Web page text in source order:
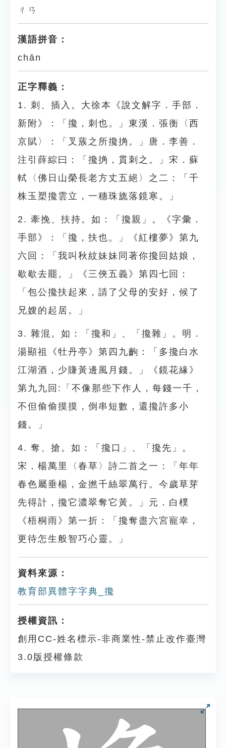
ㄔㄢ
漢語拼音：
chān
正字釋義：
1. 刺、插入。大徐本《說文解字．手部．
新附》：「攙，刺也。」東漢．張衡〈西
京賦〉：「叉蔟之所攙捔。」唐．李善．
注引薛綜曰：「攙捔，貫刺之。」宋．蘇
軾〈佛日山榮長老方丈五絕〉之二：「千
株玉槊攙雲立，一穗珠旒落鏡寒。」
2. 牽挽、扶持。如：「攙親」。《字彙．
手部》：「攙，扶也。」《紅樓夢》第九
六回：「我叫秋紋妹妹同著你攙回姑娘，
歇歇去罷。」《三俠五義》第四七回：
「包公攙扶起來，請了父母的安好，候了
兄嫂的起居。」
3. 雜混。如：「攙和」、「攙雜」。明．
湯顯祖《牡丹亭》第四九齣：「多攙白水
江湖酒，少賺黃邊風月錢。」《鏡花緣》
第九九回:「不像那些下作人，每錢一千，
不但偷偷摸摸，倒串短數，還攙許多小
錢。」
4. 奪、搶。如：「攙口」、「攙先」。
宋．楊萬里〈春草〉詩二首之一：「年年
春色屬垂楊，金撚千絲翠萬行。今歲草芽
先得計，攙它濃翠奪它黃。」元．白樸
《梧桐雨》第一折：「攙奪盡六宮寵幸，
更待怎生般智巧心靈。」
資料來源：
教育部異體字字典_攙
授權資訊：
創用CC-姓名標示-非商業性-禁止改作臺灣
3.0版授權條款